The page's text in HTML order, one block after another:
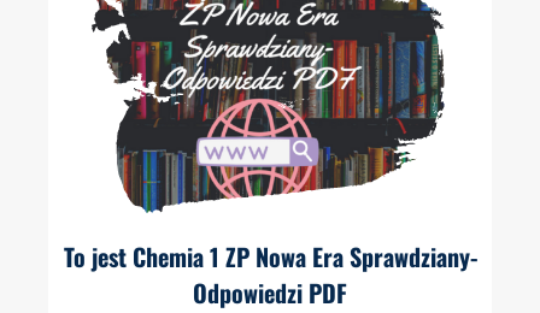
To jest Chemia 1 ZP Nowa Era Sprawdziany-
Odpowiedzi PDF